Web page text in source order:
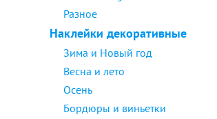
Разное
Наклейки декоративные
Зима и Новый год
Весна и лето
Осень
Бордюры и виньетки